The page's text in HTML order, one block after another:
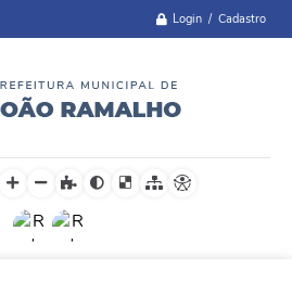
Login / Cadastro